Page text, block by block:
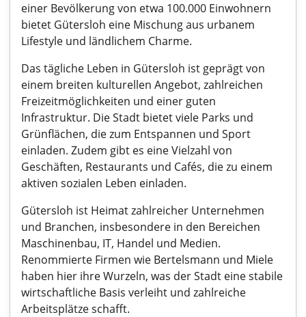
einer Bevölkerung von etwa 100.000 Einwohnern
bietet Gütersloh eine Mischung aus urbanem
Lifestyle und ländlichem Charme.
Das tägliche Leben in Gütersloh ist geprägt von
einem breiten kulturellen Angebot, zahlreichen
Freizeitmöglichkeiten und einer guten
Infrastruktur. Die Stadt bietet viele Parks und
Grünflächen, die zum Entspannen und Sport
einladen. Zudem gibt es eine Vielzahl von
Geschäften, Restaurants und Cafés, die zu einem
aktiven sozialen Leben einladen.
Gütersloh ist Heimat zahlreicher Unternehmen
und Branchen, insbesondere in den Bereichen
Maschinenbau, IT, Handel und Medien.
Renommierte Firmen wie Bertelsmann und Miele
haben hier ihre Wurzeln, was der Stadt eine stabile
wirtschaftliche Basis verleiht und zahlreiche
Arbeitsplätze schafft.